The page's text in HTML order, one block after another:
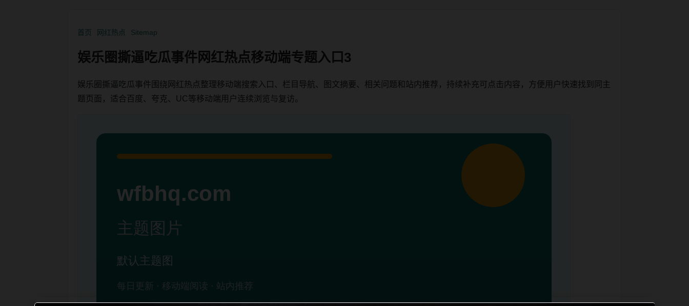
首页 网红热点 Sitemap
娱乐圈撕逼吃瓜事件网红热点移动端专题入口3
娱乐圈撕逼吃瓜事件围绕网红热点整理移动端搜索入口、栏目导航、图文摘要、相关问题和站内推荐，持续补充可点击内容，方便用户快速找到同主
题页面，适合百度、夸克、UC等移动端用户连续浏览与复访。